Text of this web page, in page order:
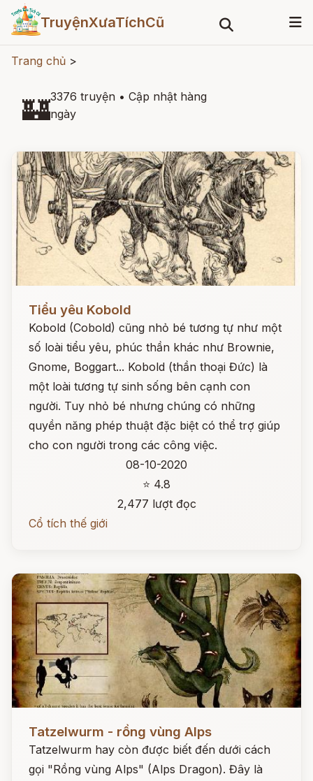
TruyệnXưaTíchCũ
Trang chủ >
🏰3376 truyện • Cập nhật hàng
ngày
Đọc ngay
Tiểu yêu Kobold
Kobold (Cobold) cũng nhỏ bé tương tự như một
số loài tiểu yêu, phúc thần khác như Brownie,
Gnome, Boggart... Kobold (thần thoại Đức) là
một loài tương tự sinh sống bên cạnh con
người. Tuy nhỏ bé nhưng chúng có những
quyền năng phép thuật đặc biệt có thể trợ giúp
cho con người trong các công việc.
08-10-2020
⭐ 4.8
2,477 lượt đọc
Cổ tích thế giới
Tatzelwurm - rồng vùng Alps
Tatzelwurm hay còn được biết đến dưới cách
gọi "Rồng vùng Alps" (Alps Dragon). Đây là